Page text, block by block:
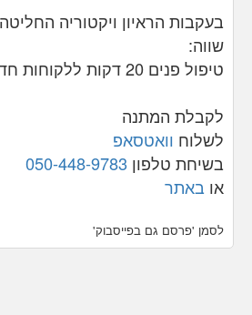
בעקבות הראיון ויקטוריה
שווה:
טיפול פנים 20 דקות
ללקוחות
לקבלת המתנה
לשלוח וואטסאפ
בשיחת טלפון
או באתר
לסמן 'פרסם גם בפייסבוק'